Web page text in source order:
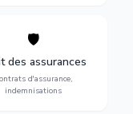
🛡️
des assurances
d'assurance,
indemnisations
de vos intérêts :
d'assurance,
et indemnisations
optimales.